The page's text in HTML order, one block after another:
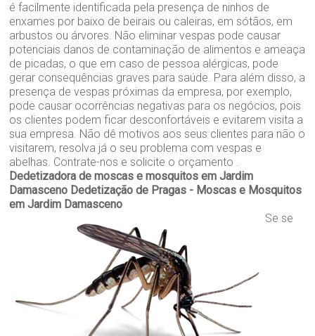
é facilmente identificada pela presença de ninhos de
enxames por baixo de beirais ou caleiras, em sótãos, em
arbustos ou árvores. Não eliminar vespas pode causar
potenciais danos de contaminação de alimentos e ameaça
de picadas, o que em caso de pessoa alérgicas, pode
gerar consequências graves para saúde. Para além disso, a
presença de vespas próximas da empresa, por exemplo,
pode causar ocorrências negativas para os negócios, pois
os clientes podem ficar desconfortáveis e evitarem visita a
sua empresa. Não dê motivos aos seus clientes para não o
visitarem, resolva já o seu problema com vespas e
abelhas. Contrate-nos e solicite o orçamento .
Dedetizadora de moscas e mosquitos em Jardim
Damasceno Dedetização de Pragas - Moscas e Mosquitos
em Jardim Damasceno
Se se